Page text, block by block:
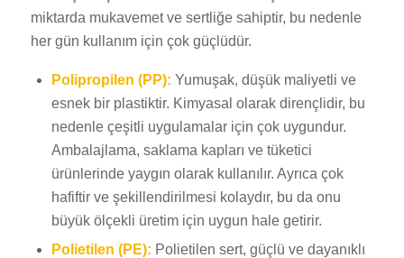
miktarda mukavemet ve sertliğe sahiptir, bu nedenle
her gün kullanım için çok güçlüdür.
Polipropilen (PP): Yumuşak, düşük maliyetli ve
esnek bir plastiktir. Kimyasal olarak dirençlidir, bu
nedenle çeşitli uygulamalar için çok uygundur.
Ambalajlama, saklama kapları ve tüketici
ürünlerinde yaygın olarak kullanılır. Ayrıca çok
hafiftir ve şekillendirilmesi kolaydır, bu da onu
büyük ölçekli üretim için uygun hale getirir.
Polietilen (PE): Polietilen sert, güçlü ve dayanıklı